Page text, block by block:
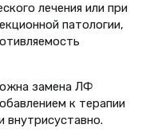
лечения или при
патологии,
замена ЛФ
к терапии
внутрисуставно.